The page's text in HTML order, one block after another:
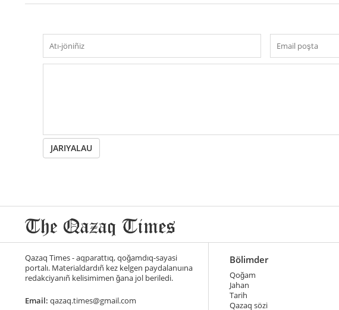
JARIYALAU
Qazaq Times - aqparattıq, qoğamdıq-sayasi
portalı. Materialdardıñ kez kelgen paydalanuına
redakciyanıñ kelisimimen ğana jol beriledi.
Email: qazaq.times@gmail.com
Bölimder
Qoğam
Jahan
Tarih
Qazaq sözi